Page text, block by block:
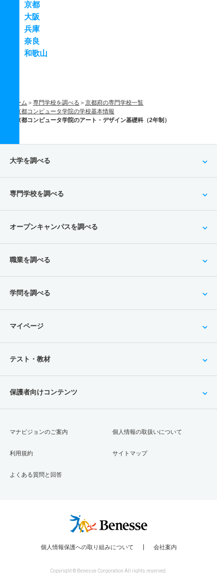
京都
大阪
兵庫
奈良
和歌山
ホーム 専門学校を調べる
京都府の専門学校一覧
京都コンピュータ学院の学校基本情報
京都コンピュータ学院のアート・デザイン基礎科（2年制）
大学を調べる
専門学校を調べる
オープンキャンパスを調べる
職業を調べる
学問を調べる
マイページ
テスト・教材
保護者向けコンテンツ
マナビジョンのご案内
利用規約
よくある質問と回答
個人情報の取扱いについて
サイトマップ
個人情報保護への取り組みについて 会社案内
Copyright © Benesse Corporation All rights reserved.